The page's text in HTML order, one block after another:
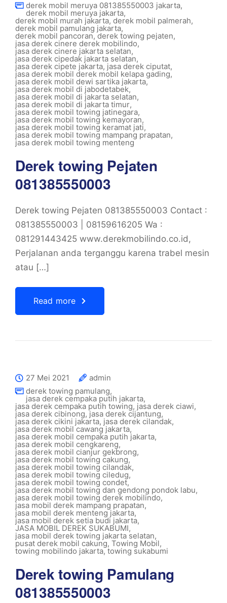
derek mobil meruya 081385550003 jakarta,
derek mobil meruya jakarta,
derek mobil murah jakarta, derek mobil palmerah,
derek mobil pamulang jakarta,
derek mobil pancoran,derek towing pejaten,
jasa derek cinere derek mobilindo,
jasa derek cinere jakarta selatan,
jasa derek cipedak jakarta selatan,
jasa derek cipete jakarta, jasa derek ciputat,
jasa derek mobil derek mobil kelapa gading,
jasa derek mobil dewi sartika jakarta,
jasa derek mobil di jabodetabek,
jasa derek mobil di jakarta selatan,
jasa derek mobil di jakarta timur,
jasa derek mobil towing jatinegara,
jasa derek mobil towing kemayoran,
jasa derek mobil towing keramat jati,
jasa derek mobil towing mampang prapatan,
jasa derek mobil towing menteng
Derek towing Pejaten
081385550003
Derek towing Pejaten 081385550003 Contact :
081385550003 | 08159616205 Wa :
081291443425 www.derekmobilindo.co.id,
Perjalanan anda terganggu karena trabel mesin
atau […]
Read more
27 Mei 2021
admin
derek towing pamulang,
jasa derek cempaka putih jakarta,
jasa derek cempaka putih towing, jasa derek ciawi,
jasa derek cibinong,jasa derek cijantung,
jasa derek cikini jakarta, jasa derek cilandak,
jasa derek mobil cawang jakarta,
jasa derek mobil cempaka putih jakarta,
jasa derek mobil cengkareng,
jasa derek mobil cianjur gekbrong,
jasa derek mobil towing cakung,
jasa derek mobil towing cilandak,
jasa derek mobil towing ciledug,
jasa derek mobil towing condet,
jasa derek mobil towing dan gendong pondok labu,
jasa derek mobil towing derek mobilindo,
jasa mobil derek mampang prapatan,
jasa mobil derek menteng jakarta,
jasa mobil derek setia budi jakarta,
JASA MOBIL DEREK SUKABUMI,
jasa mobil derek towing jakarta selatan,
pusat derek mobil cakung, Towing Mobil,
towing mobilindo jakarta,towing sukabumi
Derek towing Pamulang
081385550003